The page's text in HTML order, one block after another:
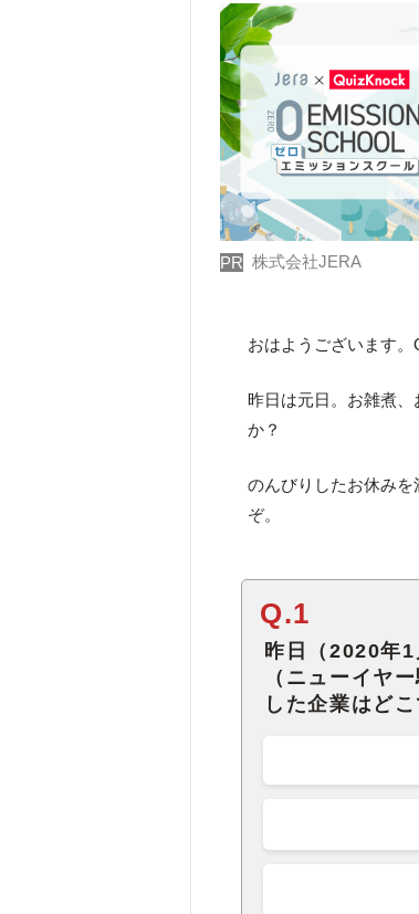
PR 株式会社JERA
おはようございます。
昨日は元日。お雑煮
か？
のんびりしたお休み
ぞ。
Q.1
昨日（2020年
（ニューイヤ
した企業はどこ